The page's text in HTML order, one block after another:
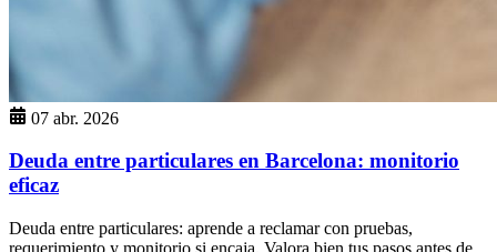
07 abr. 2026
Deuda entre particulares en Barcelona: monitorio
eficaz
Deuda entre particulares: aprende a reclamar con pruebas,
requerimiento y monitorio si encaja. Valora bien tus pasos antes de